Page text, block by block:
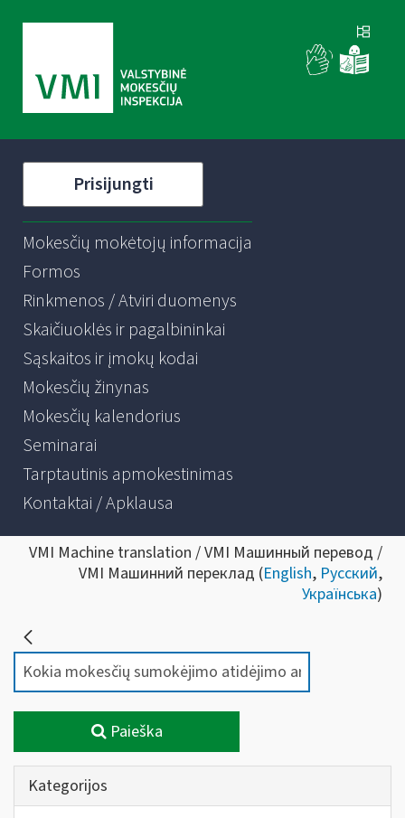
Prisijungti
Mokesčių mokėtojų informacija
Formos
Rinkmenos / Atviri duomenys
Skaičiuoklės ir pagalbininkai
Sąskaitos ir įmokų kodai
Mokesčių žinynas
Mokesčių kalendorius
Seminarai
Tarptautinis apmokestinimas
Kontaktai / Apklausa
VMI Machine translation / VMI Машинный перевод /
VMI Машинний переклад (English, Русский,
Українська)
Paieška
Kategorijos